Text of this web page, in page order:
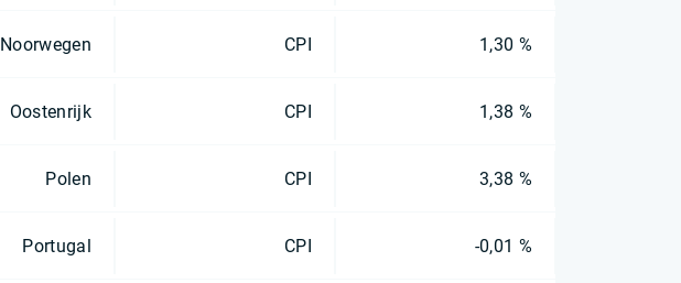
Noorwegen CPI 1,30 %
Oostenrijk CPI 1,38 %
Polen CPI 3,38 %
Portugal CPI -0,01 %